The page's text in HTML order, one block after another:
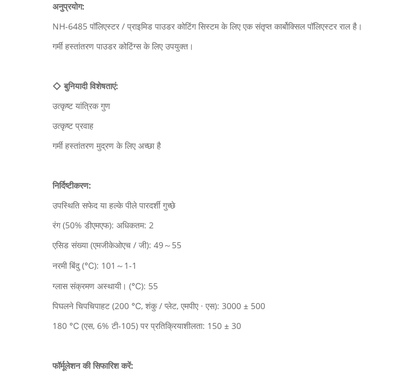
अनुप्रयोग:
NH-6485 पॉलिएस्टर / प्राइमिड पाउडर कोटिंग सिस्टम के लिए एक संतृप्त कार्बोक्सिल पॉलिएस्टर राल है।
गर्मी हस्तांतरण पाउडर कोटिंग्स के लिए उपयुक्त।
◇ बुनियादी विशेषताएं:
उत्कृष्ट यांत्रिक गुण
उत्कृष्ट प्रवाह
गर्मी हस्तांतरण मुद्रण के लिए अच्छा है
निर्दिष्टीकरण:
उपस्थिति सफेद या हल्के पीले पारदर्शी गुच्छे
रंग (50% डीएमएफ): अधिकतम: 2
एसिड संख्या (एमजीकेओएच / जी): 49～55
नरमी बिंदु (℃): 101～1-1
ग्लास संक्रमण अस्थायी। (℃): 55
पिघलने चिपचिपाहट (200 ℃, शंकु / प्लेट, एमपीए · एस): 3000 ± 500
180 ℃ (एस, 6% टी-105) पर प्रतिक्रियाशीलता: 150 ± 30
फॉर्मूलेशन की सिफारिश करें: